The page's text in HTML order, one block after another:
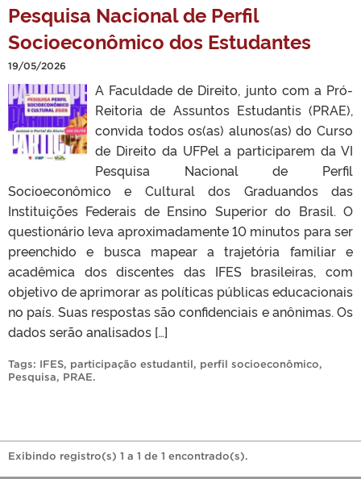
OUVIDORIA
PORTARIAS
TELEFONES
Pesquisa Nacional de Perfil
Socioeconômico dos Estudantes
19/05/2026
A Faculdade de Direito, junto com a Pró-
Reitoria de Assuntos Estudantis (PRAE),
convida todos os(as) alunos(as) do Curso
de Direito da UFPel a participarem da VI
Pesquisa Nacional de Perfil
Socioeconômico e Cultural dos Graduandos das
Instituições Federais de Ensino Superior do Brasil. O
questionário leva aproximadamente 10 minutos para ser
preenchido e busca mapear a trajetória familiar e
acadêmica dos discentes das IFES brasileiras, com
objetivo de aprimorar as políticas públicas educacionais
no país. Suas respostas são confidenciais e anônimas. Os
dados serão analisados […]
Tags: IFES, participação estudantil, perfil socioeconômico,
Pesquisa, PRAE.
Exibindo registro(s) 1 a 1 de 1 encontrado(s).